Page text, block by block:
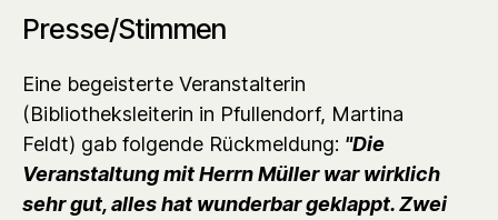
Presse/Stimmen
Eine begeisterte Veranstalterin
(Bibliotheksleiterin in Pfullendorf, Martina
Feldt) gab folgende Rückmeldung: "Die
Veranstaltung mit Herrn Müller war wirklich
sehr gut, alles hat wunderbar geklappt. Zwei